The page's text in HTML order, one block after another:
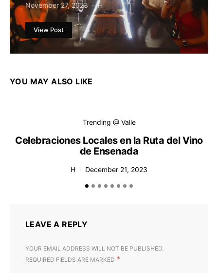
November 27, 2023 H
View Post
YOU MAY ALSO LIKE
Trending @ Valle
Celebraciones Locales en la Ruta del Vino
de Ensenada
H December 21, 2023
LEAVE A REPLY
YOUR EMAIL ADDRESS WILL NOT BE PUBLISHED.
REQUIRED FIELDS ARE MARKED *